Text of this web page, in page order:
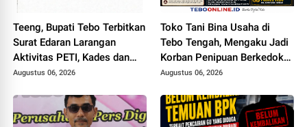
Teeng, Bupati Tebo Terbitkan
Surat Edaran Larangan
Aktivitas PETI, Kades dan
Perangkat Desa Yang
Augustus 06, 2026
Toko Tani Bina Usaha di
Tebo Tengah, Mengaku Jadi
Korban Penipuan Berkedok
Pemesanan Racun Tikus
Augustus 06, 2026